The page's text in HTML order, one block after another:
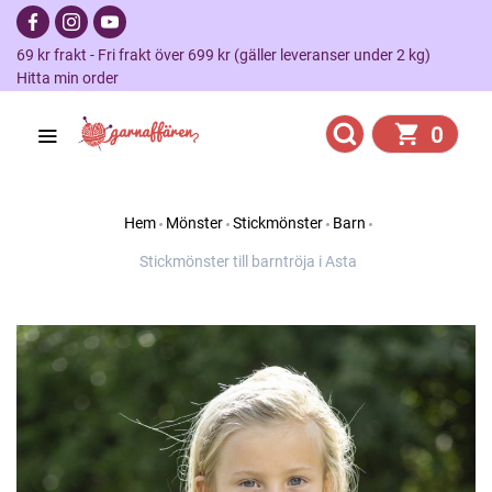
69 kr frakt - Fri frakt över 699 kr (gäller leveranser under 2 kg)
Hitta min order
0
Hem Mönster Stickmönster Barn
Stickmönster till barntröja i Asta